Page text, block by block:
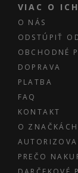
VIAC O
O NÁS
ODSTÚPIŤ
OBCHODNÉ
DOPRAVA
PLATBA
FAQ
KONTAKT
O ZNAČKÁCH
PREČO